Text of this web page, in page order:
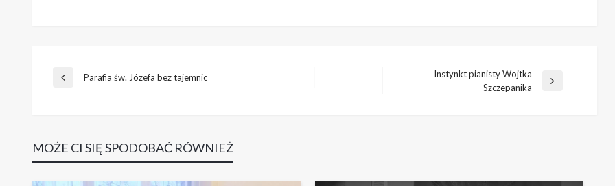
Nawigacja
Poprzedni
Parafia św. Józefa bez tajemnic
Instynkt pianisty Wojtka
Szczepanika
MOŻE CI SIĘ SPODOBAĆ RÓWNIEŻ